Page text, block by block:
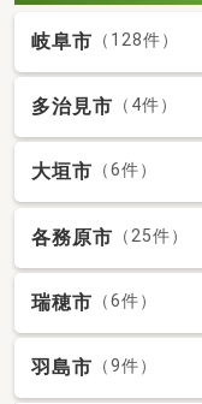
岐阜市 （128件）
多治見市 （4件）
大垣市 （6件）
各務原市 （25件）
瑞穂市 （6件）
羽島市 （9件）